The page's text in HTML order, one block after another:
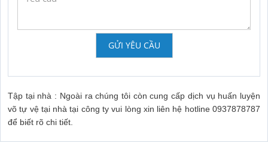
GỬI YÊU CẦU
Tập tại nhà : Ngoài ra chúng tôi còn cung cấp dịch vụ huấn luyện
võ tự vệ tại nhà tại công ty vui lòng xin liên hệ hotline 0937878787
để biết rõ chi tiết.